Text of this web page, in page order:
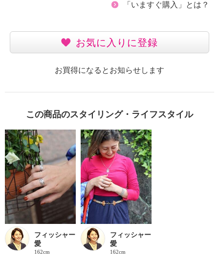
「いますぐ購入」とは？
お気に入りに登録
お買得になるとお知らせします
この商品のスタイリング・ライフスタイル
フィッシャー
愛
162cm
フィッシャー
愛
162cm